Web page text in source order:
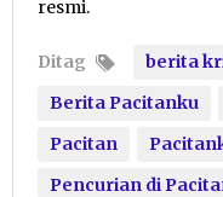
resmi.
Ditag
berita
Berita Pacitanku
Pacitan
Pencurian di